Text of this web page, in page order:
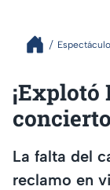
La falta del
reclamo en